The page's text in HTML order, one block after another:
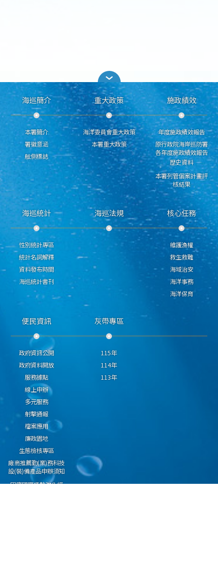
海巡簡介
本署簡介
署徽意涵
舷側標誌
重大政策
海洋委員會重大政策
本署重大政策
施政績效
年度施政績效報告
原行政院海岸巡防署
各年度施政績效報告
歷史資料
本署列管個案計畫評
核結果
海巡統計
性別統計專區
統計名詞解釋
資料發布時間
海巡統計書刊
海巡法規 核心任務
維護漁權
救生救難
海域治安
海洋事務
海洋保育
便民資訊
政府資訊公開
政府資料開放
服務據點
線上申辦
多元服務
射擊通報
檔案應用
廉政園地
生態檢核專區
廠商推薦勤(業)務科技
設(裝)備產品申辦須知
因應國際情勢強化經
灰帶專區
115年
114年
113年